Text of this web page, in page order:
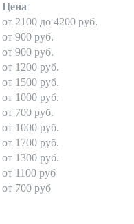
Цена
от 2100 до 4200 руб.
от 900 руб.
от 900 руб.
от 1200 руб.
от 1500 руб.
от 1000 руб.
от 700 руб.
от 1000 руб.
от 1700 руб.
от 1300 руб.
от 1100 руб
от 700 руб